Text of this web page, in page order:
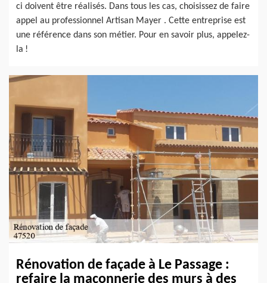
ci doivent être réalisés. Dans tous les cas, choisissez de faire
appel au professionnel Artisan Mayer . Cette entreprise est
une référence dans son métier. Pour en savoir plus, appelez-
la !
Rénovation de façade à Le Passage :
refaire la maçonnerie des murs à des